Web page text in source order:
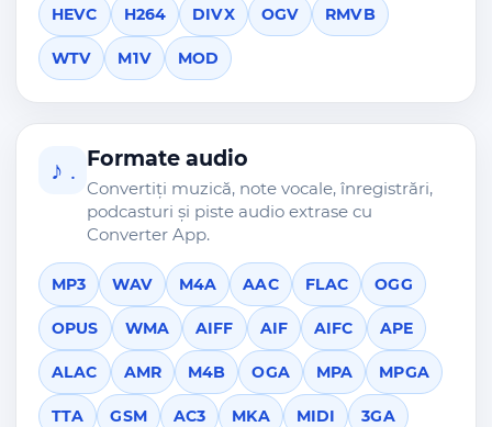
HEVC H264 DIVX OGV RMVB
WTV M1V MOD
♪ . Formate audio
Convertiți muzică, note vocale, înregistrări,
podcasturi și piste audio extrase cu
Converter App.
MP3 WAV M4A AAC FLAC OGG
OPUS WMA AIFF AIF AIFC APE
ALAC AMR M4B OGA MPA MPGA
TTA GSM AC3 MKA MIDI 3GA